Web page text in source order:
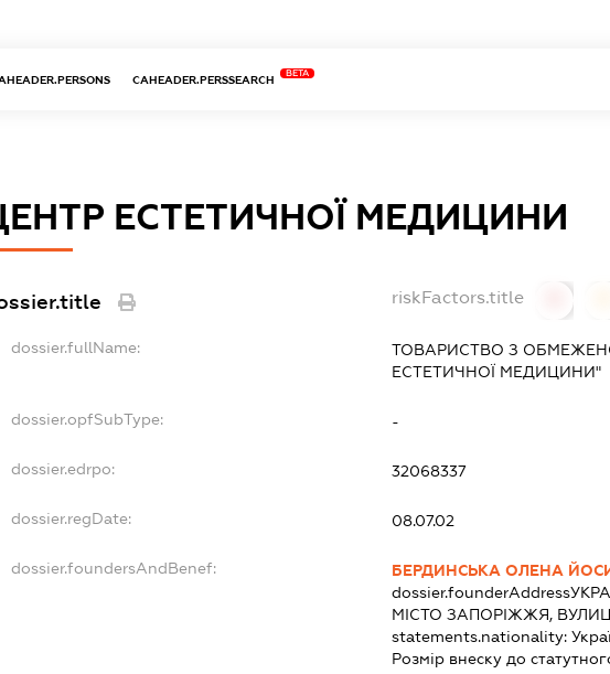
CAHEADER.PERSSEARCH
BETA
ЕСТЕТИЧНОЇ МЕДИЦИНИ
riskFactors.title
dossier.fullName:
ТОВАРИСТВО З
ЕСТЕТИЧНОЇ МЕДИЦИНИ"
dossier.opfSubType: -
dossier.edrpo: 32068337
dossier.regDate: 08.07.02
dossier.foundersAndBenef:
БЕРДИНСЬКА ОЛЕНА
dossier.founderAddress
МІСТО ЗАПОРІЖЖЯ,
statements.nationality:
Розмір внеску до